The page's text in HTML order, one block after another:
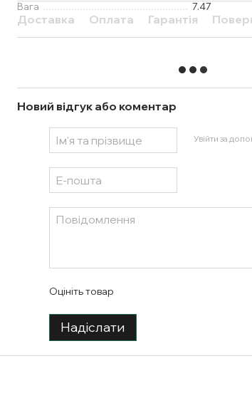
Вага 7.47
Доставка Оплата Гарантія
Новий відгук або коментар
Увійти за
Оцініть товар
Надіслати